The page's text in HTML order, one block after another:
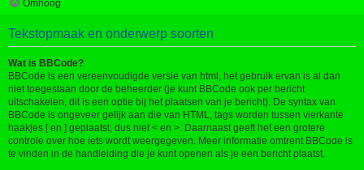
Omhoog
Tekstopmaak en onderwerp soorten
Wat is BBCode?
BBCode is een vereenvoudigde versie van html, het gebruik ervan is al dan
niet toegestaan door de beheerder (je kunt BBCode ook per bericht
uitschakelen, dit is een optie bij het plaatsen van je bericht). De syntax van
BBCode is ongeveer gelijk aan die van HTML, tags worden tussen vierkante
haakjes [ en ] geplaatst, dus niet < en >. Daarnaast geeft het een grotere
controle over hoe iets wordt weergegeven. Meer informatie omtrent BBCode is
te vinden in de handleiding die je kunt openen als je een bericht plaatst.